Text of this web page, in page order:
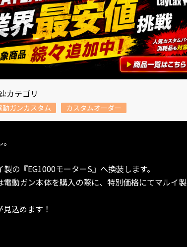
カテゴリ
動ガンカスタム カスタムオーダー
の『EG1000モーターS』へ換装します。
動ガン本体を購入の際に、特別価格にてマルイ製
込めます！